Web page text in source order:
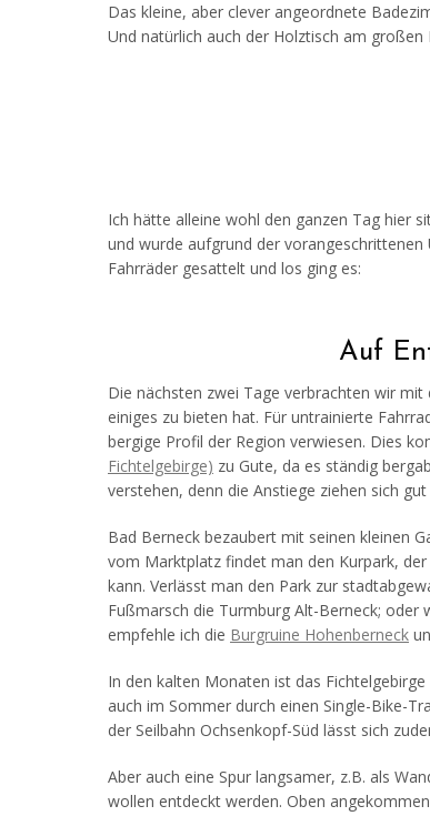
Das kleine, aber clever angeordnete
Und natürlich auch der Holztisch am
Ich hätte alleine wohl den ganzen Tag hier
und wurde aufgrund der vorangeschrittenen
Fahrräder gesattelt und los ging es:
Auf
Die nächsten zwei Tage verbrachten wir
einiges zu bieten hat. Für untrainierte
bergige Profil der Region verwiesen. Dies
Fichtelgebirge) zu Gute, da es ständig
verstehen, denn die Anstiege ziehen sich gut
Bad Berneck bezaubert mit seinen kleinen
vom Marktplatz findet man den Kurpark,
kann. Verlässt man den Park zur
Fußmarsch die Turmburg Alt-Berneck; oder
empfehle ich die Burgruine Hohenberneck
In den kalten Monaten ist das
auch im Sommer durch einen Single-Bike-
der Seilbahn Ochsenkopf-Süd lässt sich
Aber auch eine Spur langsamer, z.B. als
wollen entdeckt werden. Oben